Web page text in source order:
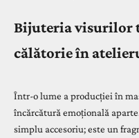
Bijuteria visurilor
călătorie în
Într-o lume a producției în
încărcătură emoțională
simplu accesoriu; este un